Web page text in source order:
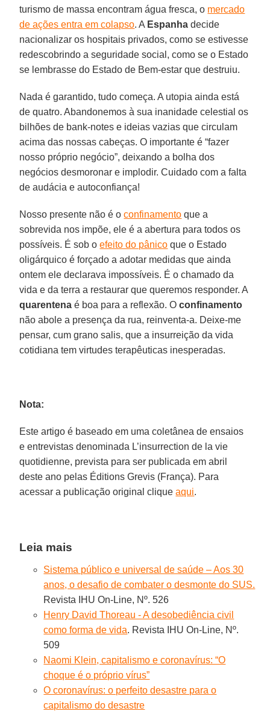
turismo de massa encontram água fresca, o mercado
de ações entra em colapso. A Espanha decide
nacionalizar os hospitais privados, como se estivesse
redescobrindo a seguridade social, como se o Estado
se lembrasse do Estado de Bem-estar que destruiu.
Nada é garantido, tudo começa. A utopia ainda está
de quatro. Abandonemos à sua inanidade celestial os
bilhões de bank-notes e ideias vazias que circulam
acima das nossas cabeças. O importante é “fazer
nosso próprio negócio”, deixando a bolha dos
negócios desmoronar e implodir. Cuidado com a falta
de audácia e autoconfiança!
Nosso presente não é oconfinamento que a
sobrevida nos impõe, ele é a abertura para todos os
possíveis. É sob oefeito do pânico que o Estado
oligárquico é forçado a adotar medidas que ainda
ontem ele declarava impossíveis. É o chamado da
vida e da terra a restaurar que queremos responder. A
quarentena é boa para a reflexão. Oconfinamento
não abole a presença da rua, reinventa-a. Deixe-me
pensar, cum grano salis, que a insurreição da vida
cotidiana tem virtudes terapêuticas inesperadas.
Nota:
Este artigo é baseado em uma coletânea de ensaios
e entrevistas denominada L’insurrection de la vie
quotidienne, prevista para ser publicada em abril
deste ano pelas Éditions Grevis (França). Para
acessar a publicação original cliqueaqui.
Leia mais
Sistema público e universal de saúde – Aos 30
anos, o desafio de combater o desmonte do SUS.
Revista IHU On-Line, Nº. 526
Henry David Thoreau - A desobediência civil
como forma de vida. Revista IHU On-Line, Nº.
509
Naomi Klein, capitalismo e coronavírus: “O
choque é o próprio vírus”
O coronavírus: o perfeito desastre para o
capitalismo do desastre